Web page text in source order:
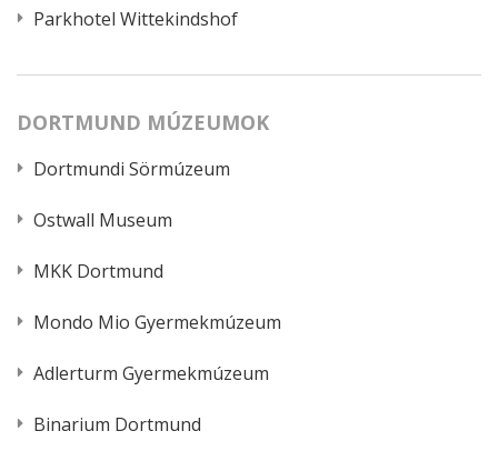
Parkhotel Wittekindshof
DORTMUND MÚZEUMOK
Dortmundi Sörmúzeum
Ostwall Museum
MKK Dortmund
Mondo Mio Gyermekmúzeum
Adlerturm Gyermekmúzeum
Binarium Dortmund